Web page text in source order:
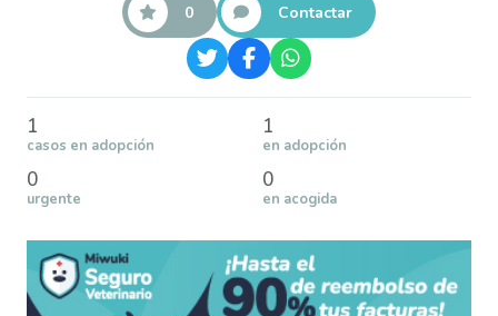
0 Contactar
1
casos en adopción
1
en adopción
0
urgente
0
en acogida